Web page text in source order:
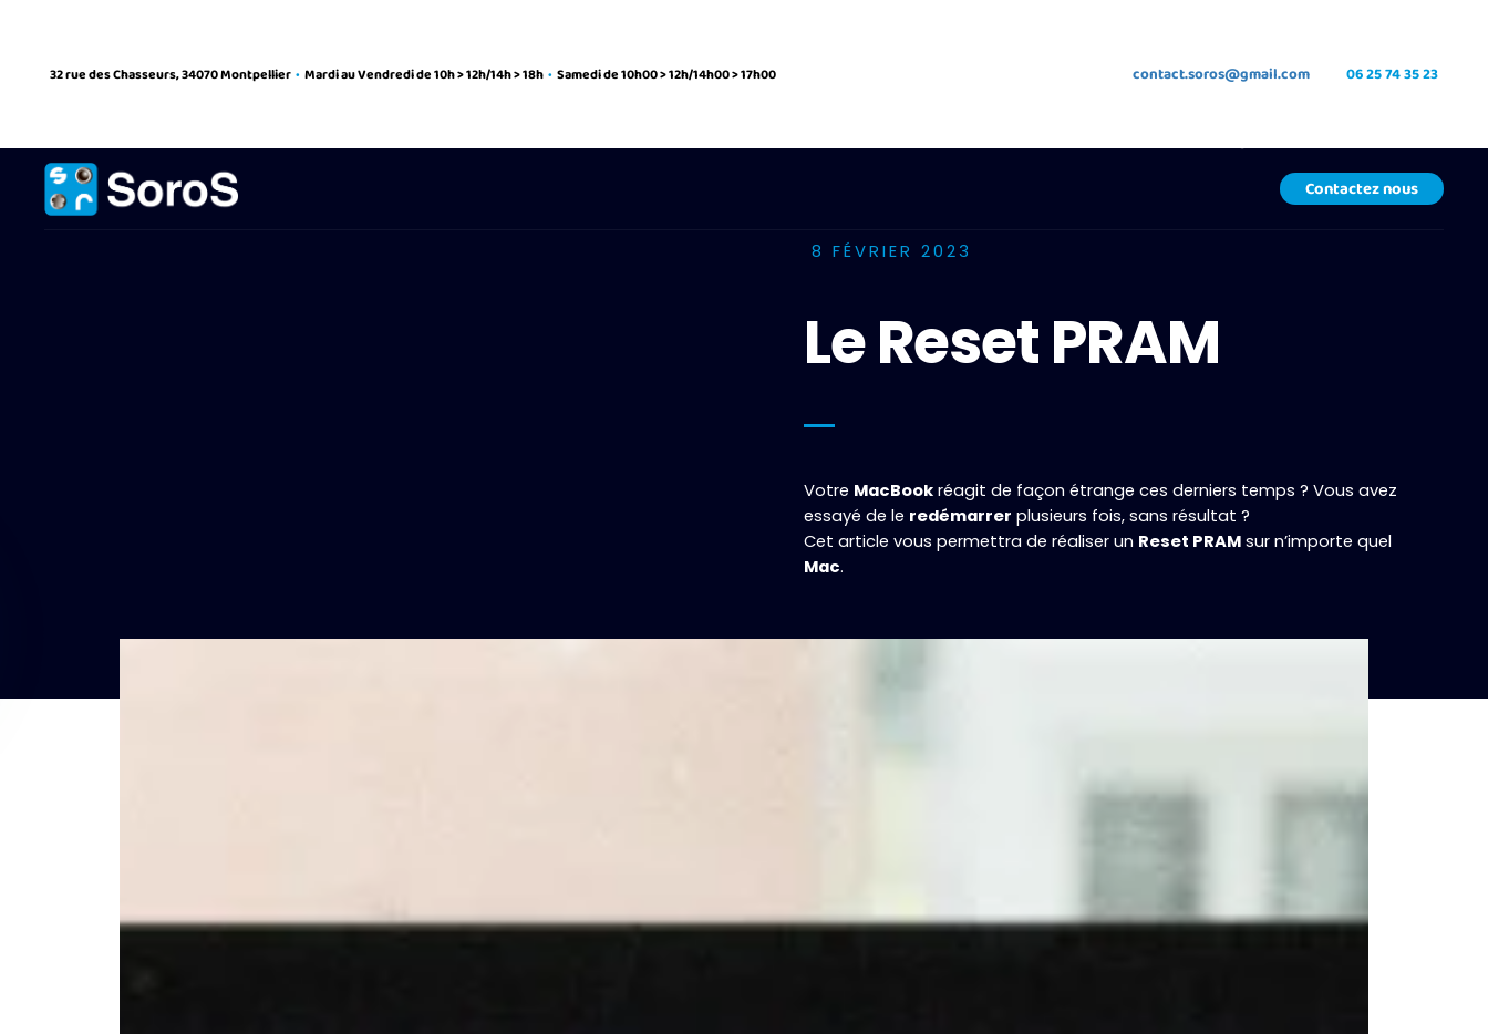
32 rue des Chasseurs, 34070 Montpellier• Mardi au Vendredi de 10h > 12h/14h > 18h• Samedi de 10h00 > 12h/14h00 > 17h00 contact.soros@gmail.com 06 25 74 35 23
Contactez nous
8 FÉVRIER 2023
Le Reset PRAM
Votre MacBookréagit de façon étrange ces derniers temps ? Vous avez
essayé de le redémarrer plusieurs fois, sans résultat ?
Cet article vous permettra de réaliser un Reset PRAMsur n’importe quel
Mac.